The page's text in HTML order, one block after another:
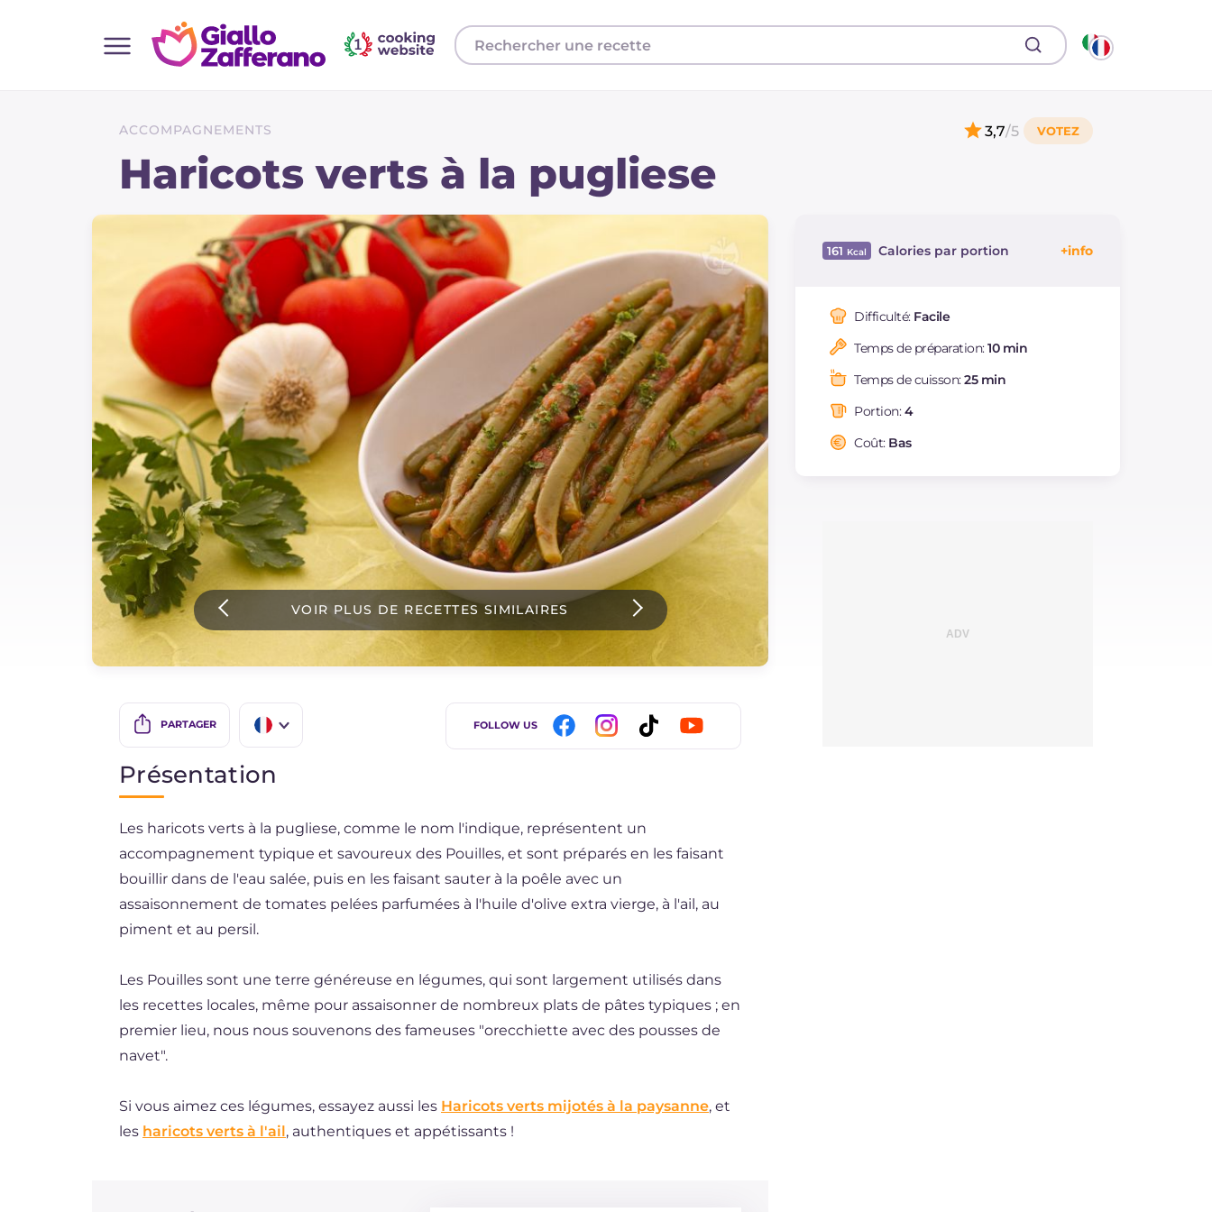
Toutes les recettes
Plats principaux
Boissons et rafraîchissements
Accompagnement
Pizzas et focaccia
Gateaux et patisserie
Dernieres recettes
Instagram
YouTube
ACCOMPAGNEMENTS
Haricots verts à la pugliese
3,7/5
VOIR PLUS DE RECETTES SIMILAIRES
PARTAGER
ES
BR
FOLLOW US
161 Calories par portion
Dont sucres
Protéine g
Graisses
saturés
Fibre
Sodium
Difficulté: Facile
Temps de préparation:10 min
Temps de cuisson:25 min
Portion:4
Coût: Bas
Présentation
Les haricots verts à la pugliese, comme le nom l'indique, représentent un
accompagnement typique et savoureux des Pouilles, et sont préparés en les faisant
bouillir dans de l'eau salée, puis en les faisant sauter à la poêle avec un
assaisonnement de tomates pelées parfumées à l'huile d'olive extra vierge, à l'ail, au
piment et au persil.
Les Pouilles sont une terre généreuse en légumes, qui sont largement utilisés dans
les recettes locales, même pour assaisonner de nombreux plats de pâtes typiques ; en
premier lieu, nous nous souvenons des fameuses "orecchiette avec des pousses de
navet".
Si vous aimez ces légumes, essayez aussi les Haricots verts mijotés à la paysanne, et
les haricots verts à l'ail, authentiques et appétissants !